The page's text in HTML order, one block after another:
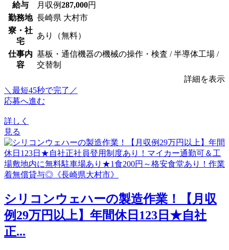
給与 月収例287,000円
勤務地 長崎県 大村市
寮・社
宅
あり（無料）
仕事内
容
基板・通信機器の機械の操作・検査 / 半導体工場 /
交替制
詳細を表示
＼最短45秒で完了／
応募へ進む
詳しく
見る
シリコンウェハーの製造作業！【月収
例29万円以上】年間休日123日★自社
正...